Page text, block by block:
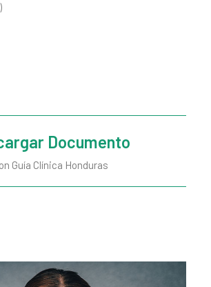
)
Documento
Guía Clínica Honduras